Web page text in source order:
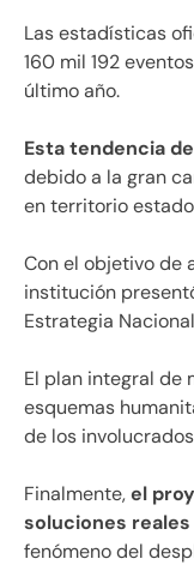
Las estadísticas
160 mil 192
último año.
Esta tendencia
debido a la gran
en territorio
Con el objetivo de
institución
Estrategia
El plan integral de
esquemas
de los
Finalmente,el
soluciones reales
fenómeno del